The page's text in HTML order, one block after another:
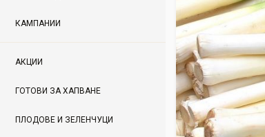
КАМПАНИИ
АКЦИИ
ГОТОВИ ЗА ХАПВАНЕ
ПЛОДОВЕ И ЗЕЛЕНЧУЦИ